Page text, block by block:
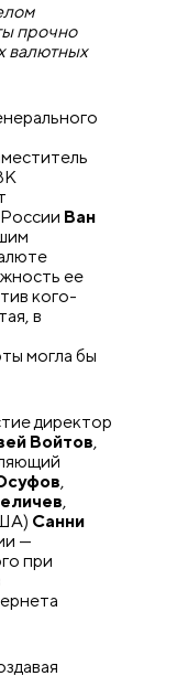
прочно
валютных
Ван
ее
кого-
в
могла бы
директор
Войтов,
,
,
Санни
—
при